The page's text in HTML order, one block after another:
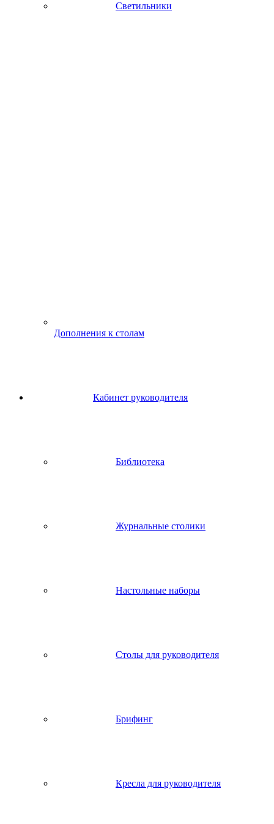
Светильники
Дополнения к столам
Кабинет руководителя
Библиотека
Журнальные столики
Настольные наборы
Столы для руководителя
Брифинг
Кресла для руководителя